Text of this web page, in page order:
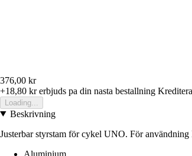
376,00 kr
+18,80 krerbjuds pa din nasta bestallning
Loading...
Beskrivning
Justerbar styrstam för cykel UNO. För
Aluminium